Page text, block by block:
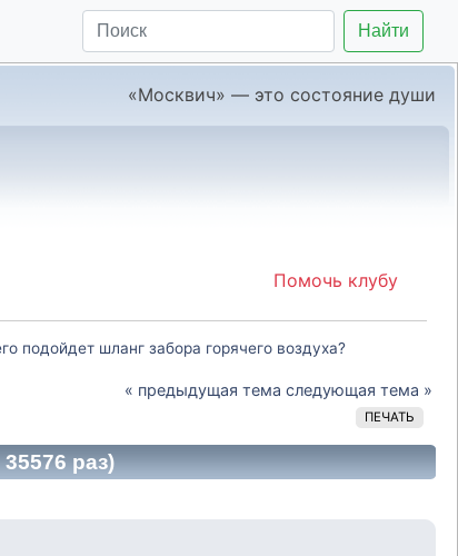
Найти
«Москвич» — это состояние души
Помочь клубу
подойдет шланг забора горячего воздуха?
« предыдущая тема следующая тема »
ПЕЧАТЬ
раз)